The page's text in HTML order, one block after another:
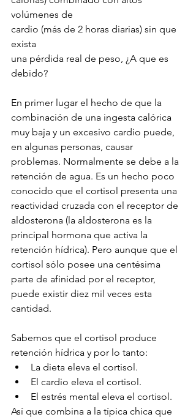
volúmenes de
cardio (más de 2 horas diarias) sin que
exista
una pérdida real de peso, ¿A que es
debido?
En primer lugar el hecho de que la
combinación de una ingesta calórica
muy baja y un excesivo cardio puede,
en algunas personas, causar
problemas. Normalmente se debe a la
retención de agua. Es un hecho poco
conocido que el cortisol presenta una
reactividad cruzada con el receptor de
aldosterona (la aldosterona es la
principal hormona que activa la
retención hídrica). Pero aunque que el
cortisol sólo posee una centésima
parte de afinidad por el receptor,
puede existir diez mil veces esta
cantidad.
Sabemos que el cortisol produce
retención hídrica y por lo tanto:
La dieta eleva el cortisol.
El cardio eleva el cortisol.
El estrés mental eleva el cortisol.
Así que combina a la típica chica que